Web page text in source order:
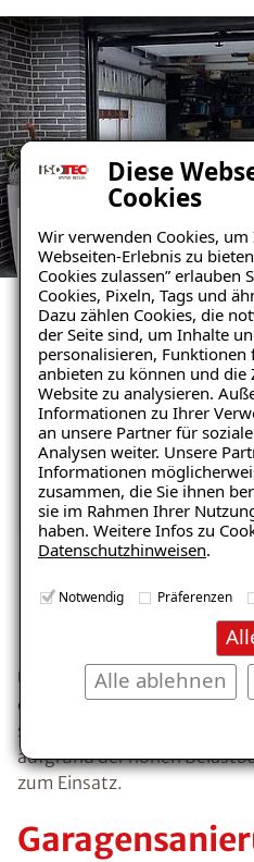
Diese
Cookies
Wir verwenden Cookies,
Webseiten-Erlebnis zu
Cookies zulassen” erlauben
Cookies, Pixeln, Tags und
Dazu zählen Cookies, die
der Seite sind, um Inhalte
personalisieren, Funktionen
anbieten zu können und die
Website zu analysieren.
Informationen zu Ihrer
an unsere Partner für
Analysen weiter. Unsere
Informationen
zusammen, die Sie ihnen
sie im Rahmen Ihrer
haben. Weitere Infos zu
Datenschutzhinweisen.
Notwendig Präferenzen
Alle ablehnen
ANSEHEN
Unsere
Kunden im
Bramstedt
Mehr erfahren
ISOTEC-
Umfangreich geprüft –
der ISOTEC-
sind zertifiziert,
aufgrund der hohen
zum Einsatz.